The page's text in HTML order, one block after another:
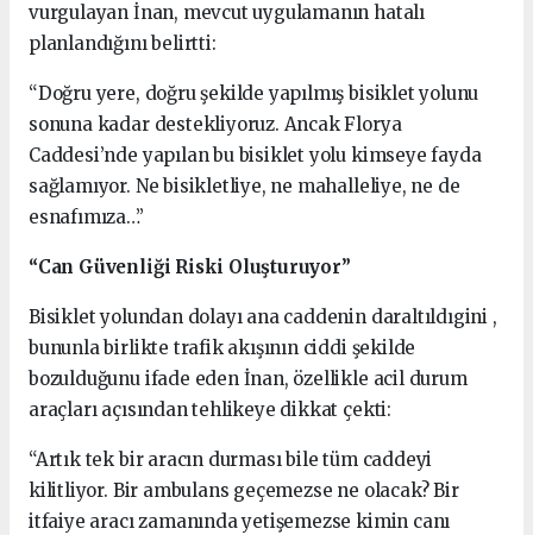
vurgulayan İnan, mevcut uygulamanın hatalı
planlandığını belirtti:
“Doğru yere, doğru şekilde yapılmış bisiklet yolunu
sonuna kadar destekliyoruz. Ancak Florya
Caddesi’nde yapılan bu bisiklet yolu kimseye fayda
sağlamıyor. Ne bisikletliye, ne mahalleliye, ne de
esnafımıza…”
“Can Güvenliği Riski Oluşturuyor”
Bisiklet yolundan dolayı ana caddenin daraltıldıgini ,
bununla birlikte trafik akışının ciddi şekilde
bozulduğunu ifade eden İnan, özellikle acil durum
araçları açısından tehlikeye dikkat çekti:
“Artık tek bir aracın durması bile tüm caddeyi
kilitliyor. Bir ambulans geçemezse ne olacak? Bir
itfaiye aracı zamanında yetişemezse kimin canı